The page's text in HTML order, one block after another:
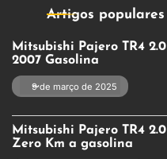
Artigos populares
Mitsubishi Pajero TR4
2007 Gasolina
9 de março de 2025
Mitsubishi Pajero TR4
Zero Km a gasolina